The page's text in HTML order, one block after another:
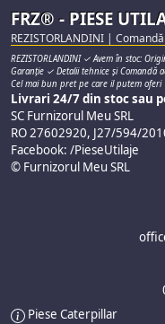
FRZ® - PIESE
REZISTORLANDINI |
REZISTORLANDINI ✓ Avem în stoc:
Garanție ✓ Detalii tehnice și Comandă
Cel mai bun pret pe care il putem oferi
Livrari 24/7 din stoc sau
SC Furnizorul Meu SRL
RO 27602920, J27/594/
Facebook: /PieseUtilaje
© Furnizorul Meu SRL
Piese Caterpillar